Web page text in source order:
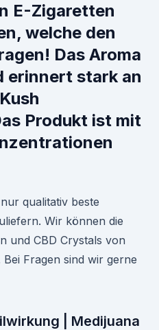
E-Zigaretten
welche den
Das Aroma
erinnert stark an
Produkt ist mit
qualitativ beste
Wir können die
und CBD Crystals von
Fragen sind wir gerne
| Medijuana